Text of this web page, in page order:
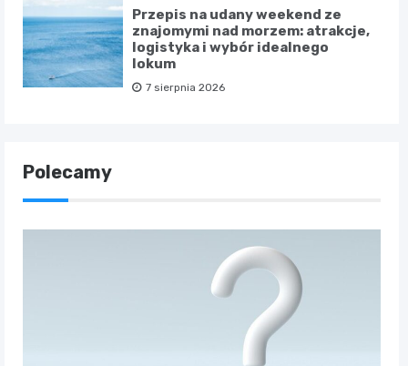
Przepis na udany weekend ze
znajomymi nad morzem: atrakcje,
logistyka i wybór idealnego
lokum
7 sierpnia 2026
Polecamy